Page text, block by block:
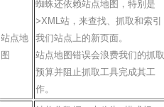
站点地
图
蜘蛛还依赖站点地图，特别是
>XML站，来查找、抓取和索引
我们站点上的新页面。
站点地图错误会浪费我们的抓取
预算并阻止抓取工具完成其工
作。